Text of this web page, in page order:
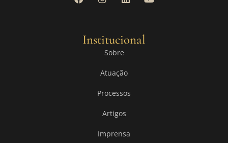
Institucional
Sobre
Atuação
Processos
Artigos
Imprensa